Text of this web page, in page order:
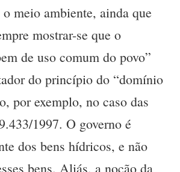
meio ambiente, ainda que
mostrar-se que o
de uso comum do povo”
do princípio do “domínio
por exemplo, no caso das
1997. O governo é
dos bens hídricos, e não
bens. Aliás, a noção da